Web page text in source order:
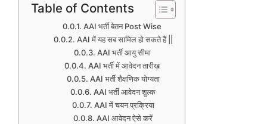
Table of Contents
AAI भर्ती बेतन Post Wise
AAI में यह सब सामिल हो सकते हैं ||
AAI भर्ती आयु सीमा
AAI भर्ती में आवेदन तारीख
AAI भर्ती शैक्षणिक योग्यता
AAI भर्ती आवेदन शुल्क
AAI में चयन प्रक्रिया
AAI आवेदन ऐसे करें